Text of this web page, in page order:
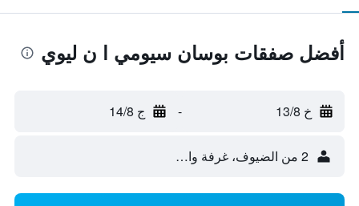
أفضل صفقات بوسان سيومي ا ن ليوي
خ 13/8 - ج 14/8
2 من الضيوف، غرفة واحدة